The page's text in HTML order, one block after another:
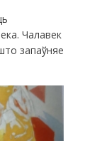
Чалавек
запаўняе